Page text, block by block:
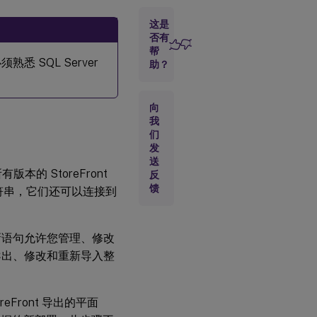
熟悉 SQL Server
版本的 StoreFront
，它们还可以连接到
句允许您管理、修改
、修改和重新导入整
导出的平面
为每个应
用商店配
置
Microsoft
的订阅数
据库架构
为每个
StoreFront
应用商店配
置 SQL
这是
否有
帮
助？
向
我
们
发
送
反
馈